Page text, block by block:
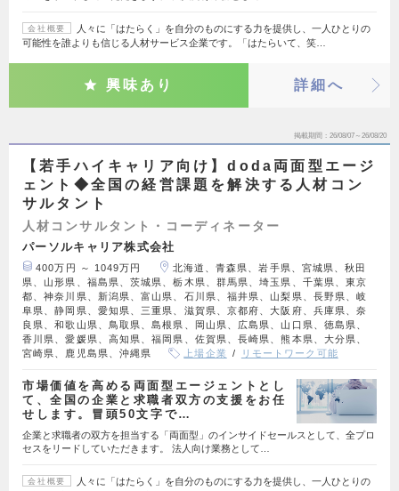
会社概要
人々に「はたらく」を自分のものにする力を提供し、一人ひとりの
可能性を誰よりも信じる人材サービス企業です。「はたらいて、笑…
興味あり 詳細へ
掲載期間 26/08/07～26/08/20
【若手ハイキャリア向け】doda両面型エージ
ェント◆全国の経営課題を解決する人材コン
サルタント
人材コンサルタント・コーディネーター
パーソルキャリア株式会社
400万円 ～ 1049万円
北海道、青森県、岩手県、宮城県、秋田
県、山形県、福島県、茨城県、栃木県、群馬県、埼玉県、千葉県、東京
都、神奈川県、新潟県、富山県、石川県、福井県、山梨県、長野県、岐
阜県、静岡県、愛知県、三重県、滋賀県、京都府、大阪府、兵庫県、奈
良県、和歌山県、鳥取県、島根県、岡山県、広島県、山口県、徳島県、
香川県、愛媛県、高知県、福岡県、佐賀県、長崎県、熊本県、大分県、
宮崎県、鹿児島県、沖縄県
上場企業 リモートワーク可能
市場価値を高める両面型エージェントとし
て、全国の企業と求職者双方の支援をお任
せします。冒頭50文字で…
企業と求職者の双方を担当する「両面型」のインサイドセールスとして、全プロ
セスをリードしていただきます。 法人向け業務として…
会社概要
人々に「はたらく」を自分のものにする力を提供し、一人ひとりの